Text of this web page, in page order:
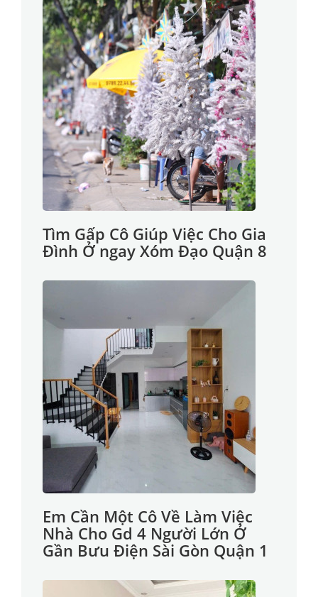
Tìm Gấp Cô Giúp Việc Cho Gia
Đình Ở ngay Xóm Đạo Quận 8
Em Cần Một Cô Về Làm Việc
Nhà Cho Gd 4 Người Lớn Ở
Gần Bưu Điện Sài Gòn Quận 1